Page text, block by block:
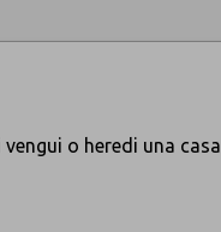
o heredi una casa